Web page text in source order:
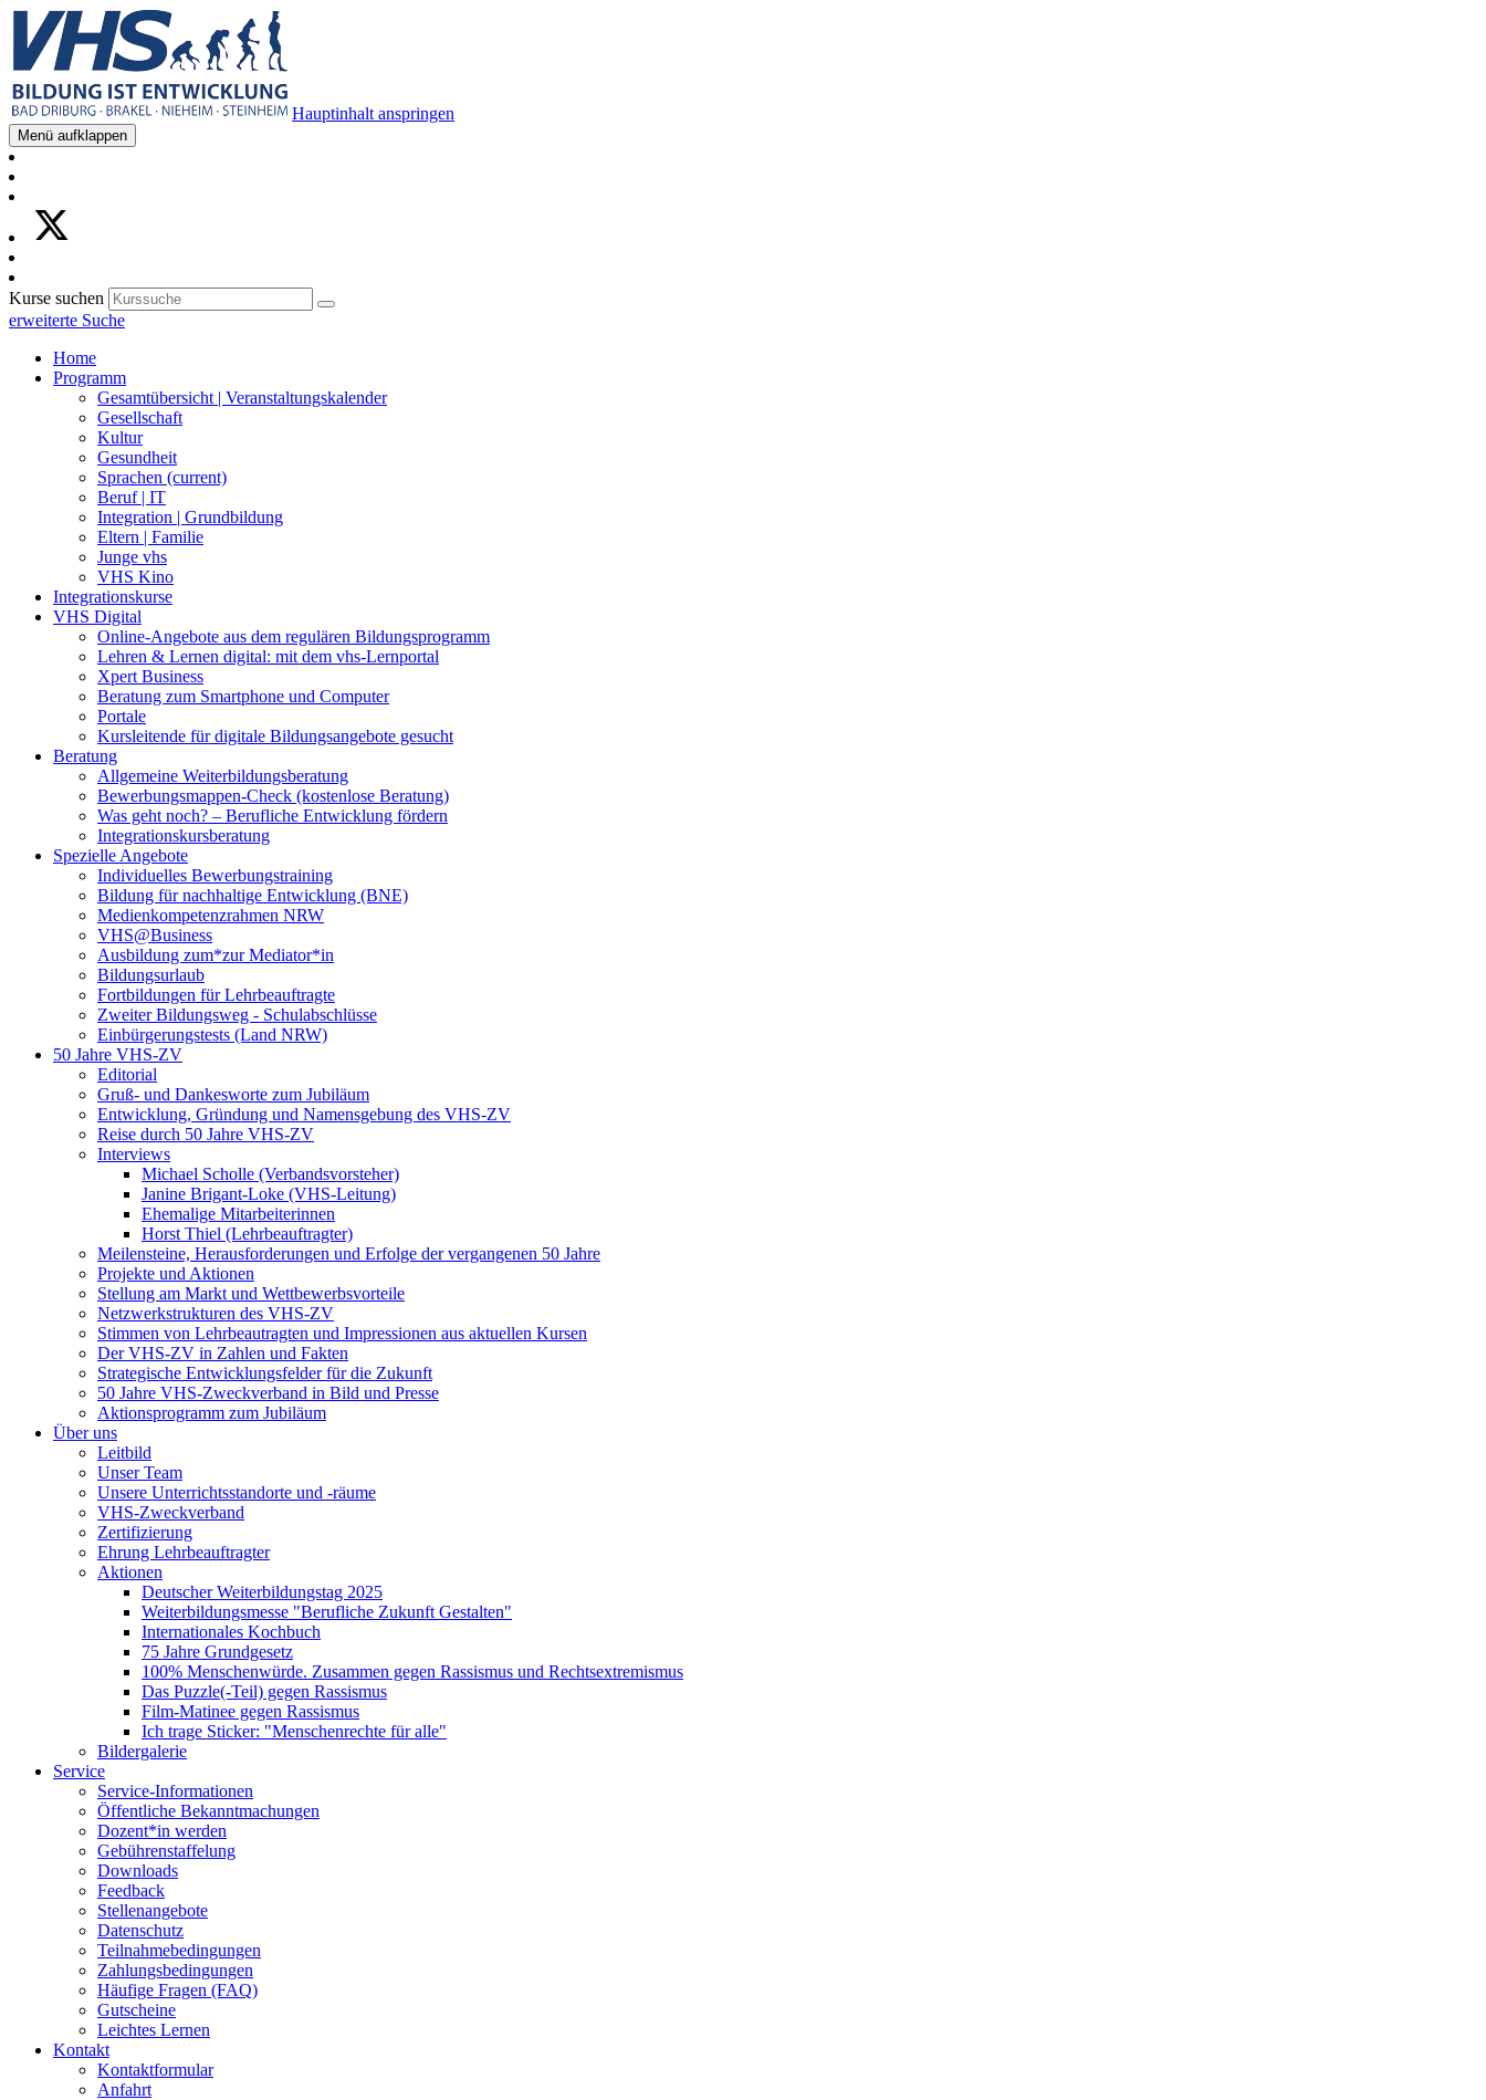
Hauptinhalt anspringen
Menü aufklappen
Kurse suchen
erweiterte Suche
Home
Programm
Gesamtübersicht | Veranstaltungskalender
Gesellschaft
Kultur
Gesundheit
Sprachen (current)
Beruf | IT
Integration | Grundbildung
Eltern | Familie
Junge vhs
VHS Kino
Integrationskurse
VHS Digital
Online-Angebote aus dem regulären Bildungsprogramm
Lehren & Lernen digital: mit dem vhs-Lernportal
Xpert Business
Beratung zum Smartphone und Computer
Portale
Kursleitende für digitale Bildungsangebote gesucht
Beratung
Allgemeine Weiterbildungsberatung
Bewerbungsmappen-Check (kostenlose Beratung)
Was geht noch? – Berufliche Entwicklung fördern
Integrationskursberatung
Spezielle Angebote
Individuelles Bewerbungstraining
Bildung für nachhaltige Entwicklung (BNE)
Medienkompetenzrahmen NRW
VHS@Business
Ausbildung zum*zur Mediator*in
Bildungsurlaub
Fortbildungen für Lehrbeauftragte
Zweiter Bildungsweg - Schulabschlüsse
Einbürgerungstests (Land NRW)
50 Jahre VHS-ZV
Editorial
Gruß- und Dankesworte zum Jubiläum
Entwicklung, Gründung und Namensgebung des VHS-ZV
Reise durch 50 Jahre VHS-ZV
Interviews
Michael Scholle (Verbandsvorsteher)
Janine Brigant-Loke (VHS-Leitung)
Ehemalige Mitarbeiterinnen
Horst Thiel (Lehrbeauftragter)
Meilensteine, Herausforderungen und Erfolge der vergangenen 50 Jahre
Projekte und Aktionen
Stellung am Markt und Wettbewerbsvorteile
Netzwerkstrukturen des VHS-ZV
Stimmen von Lehrbeautragten und Impressionen aus aktuellen Kursen
Der VHS-ZV in Zahlen und Fakten
Strategische Entwicklungsfelder für die Zukunft
50 Jahre VHS-Zweckverband in Bild und Presse
Aktionsprogramm zum Jubiläum
Über uns
Leitbild
Unser Team
Unsere Unterrichtsstandorte und -räume
VHS-Zweckverband
Zertifizierung
Ehrung Lehrbeauftragter
Aktionen
Deutscher Weiterbildungstag 2025
Weiterbildungsmesse "Berufliche Zukunft Gestalten"
Internationales Kochbuch
75 Jahre Grundgesetz
100% Menschenwürde. Zusammen gegen Rassismus und Rechtsextremismus
Das Puzzle(-Teil) gegen Rassismus
Film-Matinee gegen Rassismus
Ich trage Sticker: "Menschenrechte für alle"
Bildergalerie
Service
Service-Informationen
Öffentliche Bekanntmachungen
Dozent*in werden
Gebührenstaffelung
Downloads
Feedback
Stellenangebote
Datenschutz
Teilnahmebedingungen
Zahlungsbedingungen
Häufige Fragen (FAQ)
Gutscheine
Leichtes Lernen
Kontakt
Kontaktformular
Anfahrt